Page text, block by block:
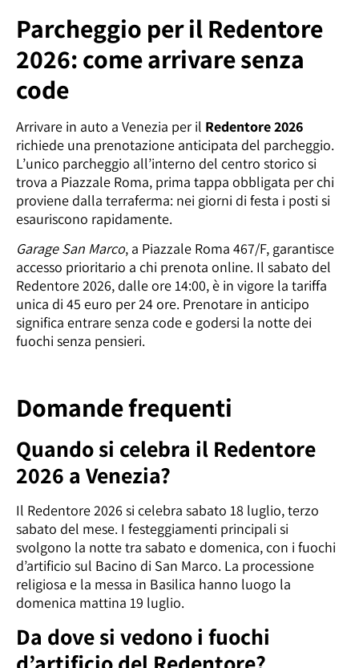
Parcheggio per il Redentore
2026: come arrivare senza
code
Arrivare in auto a Venezia per il Redentore 2026
richiede una prenotazione anticipata del parcheggio.
L’unico parcheggio all’interno del centro storico si
trova a Piazzale Roma, prima tappa obbligata per chi
proviene dalla terraferma: nei giorni di festa i posti si
esauriscono rapidamente.
Garage San Marco, a Piazzale Roma 467/F, garantisce
accesso prioritario a chi prenota online. Il sabato del
Redentore 2026, dalle ore 14:00, è in vigore la tariffa
unica di 45 euro per 24 ore. Prenotare in anticipo
significa entrare senza code e godersi la notte dei
fuochi senza pensieri.
Domande frequenti
Quando si celebra il Redentore
2026 a Venezia?
Il Redentore 2026 si celebra sabato 18 luglio, terzo
sabato del mese. I festeggiamenti principali si
svolgono la notte tra sabato e domenica, con i fuochi
d’artificio sul Bacino di San Marco. La processione
religiosa e la messa in Basilica hanno luogo la
domenica mattina 19 luglio.
Da dove si vedono i fuochi